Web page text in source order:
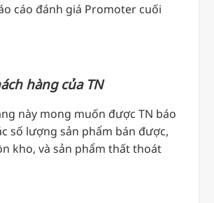
cáo đánh giá Promoter cuối
hàng của TN
này mong muốn được TN báo
số lượng sản phẩm bán được,
kho, và sản phẩm thất thoát